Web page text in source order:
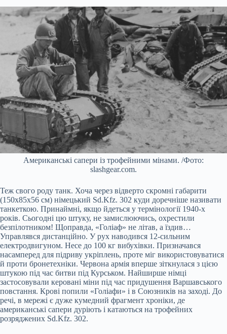
Американські сапери із трофейними мінами. /Фото:
slashgear.com.
Теж свого роду танк. Хоча через відверто скромні габарити
(150х85х56 см) німецький Sd.Kfz. 302 куди доречніше називати
танкеткою. Принаймні, якщо йдеться у термінології 1940-х
років. Сьогодні цю штуку, не замислюючись, охрестили
безпілотником! Щоправда, «Голіаф» не літав, а їздив…
Управлявся дистанційно. У рух наводився 12-сильним
електродвигуном. Несе до 100 кг вибухівки. Призначався
насамперед для підриву укріплень, проте міг використовуватися
й проти бронетехніки. Червона армія вперше зіткнулася з цією
штукою під час битви під Курськом. Найширше німці
застосовували керовані міни під час придушення Варшавського
повстання. Крові попили «Голіафи» і в Союзників на заході. До
речі, в мережі є дуже кумедний фрагмент хроніки, де
американські сапери дуріють і катаються на трофейних
розряджених Sd.Kfz. 302.